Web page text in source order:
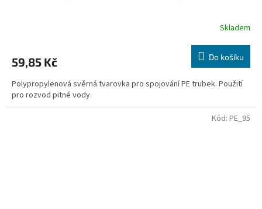
Skladem
59,85 Kč Do košíku
Polypropylenová svěrná tvarovka pro spojování PE trubek. Použití
pro rozvod pitné vody.
Kód: PE_95